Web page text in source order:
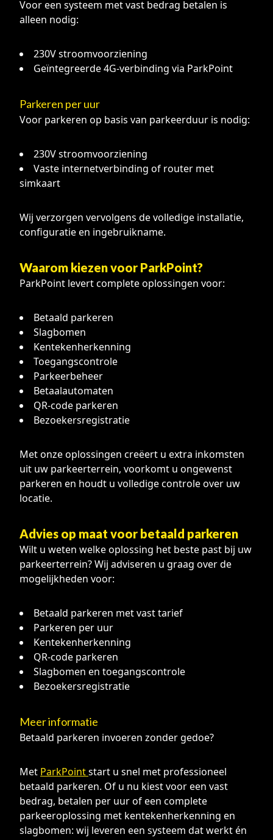
Voor een systeem met vast bedrag betalen is
alleen nodig:
230V stroomvoorziening
Geïntegreerde 4G-verbinding via ParkPoint
Parkeren per uur
Voor parkeren op basis van parkeerduur is nodig:
230V stroomvoorziening
Vaste internetverbinding of router met
simkaart
Wij verzorgen vervolgens de volledige installatie,
configuratie en ingebruikname.
Waarom kiezen voor ParkPoint?
ParkPoint levert complete oplossingen voor:
Betaald parkeren
Slagbomen
Kentekenherkenning
Toegangscontrole
Parkeerbeheer
Betaalautomaten
QR-code parkeren
Bezoekersregistratie
Met onze oplossingen creëert u extra inkomsten
uit uw parkeerterrein, voorkomt u ongewenst
parkeren en houdt u volledige controle over uw
locatie.
Advies op maat voor betaald parkeren
Wilt u weten welke oplossing het beste past bij uw
parkeerterrein? Wij adviseren u graag over de
mogelijkheden voor:
Betaald parkeren met vast tarief
Parkeren per uur
Kentekenherkenning
QR-code parkeren
Slagbomen en toegangscontrole
Bezoekersregistratie
Meer informatie
Betaald parkeren invoeren zonder gedoe?
Met ParkPointstart u snel met professioneel
betaald parkeren. Of u nu kiest voor een vast
bedrag, betalen per uur of een complete
parkeeroplossing met kentekenherkenning en
slagbomen: wij leveren een systeem dat werkt én